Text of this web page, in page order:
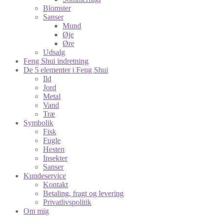
Blomster
Sanser
Mund
Øje
Øre
Udsalg
Feng Shui indretning
De 5 elementer i Feng Shui
Ild
Jord
Metal
Vand
Træ
Symbolik
Fisk
Fugle
Hesten
Insekter
Sanser
Kundeservice
Kontakt
Betaling, fragt og levering
Privatlivspolitik
Om mig